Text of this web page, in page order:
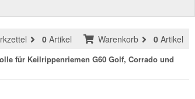
Warenkorb 0 Artikel
0 Artikel
für Keilrippenriemen G60 Golf, Corrado und